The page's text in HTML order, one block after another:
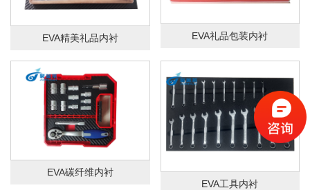
EVA精美礼品内衬 EVA礼品包装内衬
EVA碳纤维内衬
EVA工具内衬